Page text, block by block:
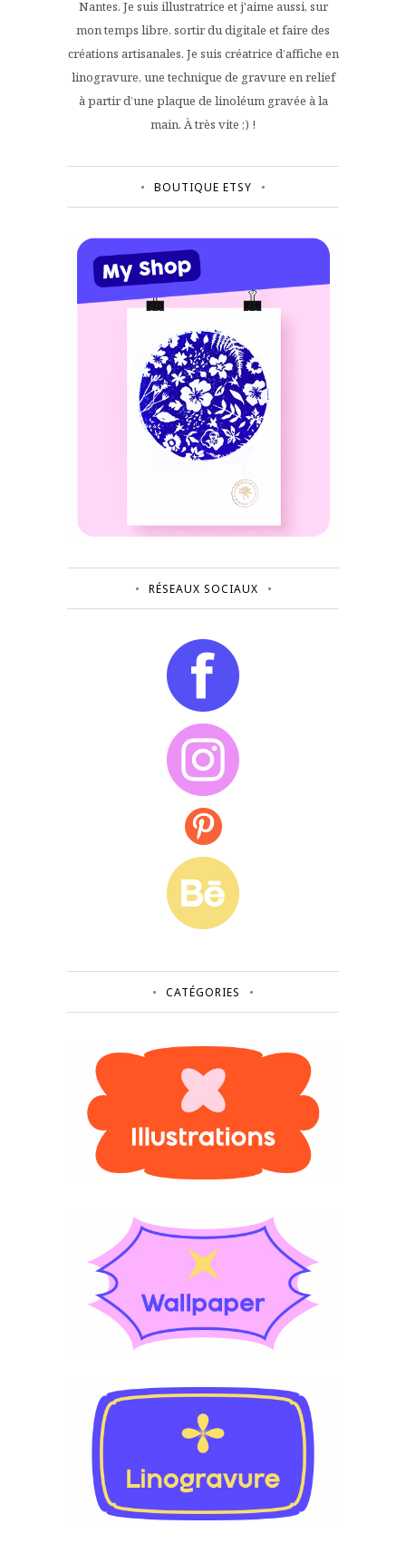
Nantes. Je suis illustratrice et j'aime aussi, sur
mon temps libre, sortir du digitale et faire des
créations artisanales. Je suis créatrice d’affiche en
linogravure, une technique de gravure en relief
à partir d’une plaque de linoléum gravée à la
main. À très vite ;) !
BOUTIQUE ETSY
RÉSEAUX SOCIAUX
CATÉGORIES